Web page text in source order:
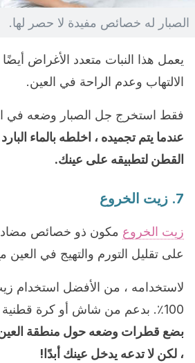
الصبار له خصائص مفيدة لا حصر لها.
يعمل هذا النبات متعدد الأغراض
الالتهاب وعدم الراحة في العين.
فقط استخرج جل الصبار وضعه في
عندما يتم تجميده ، اخلطه بالماء
القطن لتطبيقه على عينك.
7. زيت الخروع
زيت الخروع مكون ذو خصائص مضادة
على تقليل التورم والتهيج في العين
لاستخدامه ، من الأفضل استخدام
100٪. بدعم من شاش أو كرة قطنية معقمة مسبقًا ،
بضع قطرات وضعه حول منطقة العين
، لكن لا تدعه يدخل عينك أبدًا!